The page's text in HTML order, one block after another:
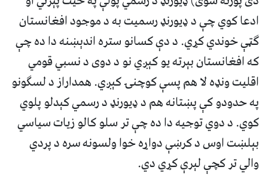
ادعا کوي چې د ډیورنډ رسمیت به د موجود افغانستان
ګټې خوندي کړي. د دې کسانو ستره اندېښنه دا ده چې
که افغانستان بېرته یو کېږي نو د دوی د نسبي قومي
اقلیت ونډه لا هم پسې کوچنۍ کېږي. همداراز د لسګونو
په حدودو کې پښتانه هم د ډیورنډ د رسمي کېدلو پلوي
کوي. د دوي توجیه دا ده چې تر سلو کالو زیات سیاسي
بېلښت اوس د کرښې دواړه خوا ولسونه سره د پردي
والي تر کچې لېرې کړي دي.